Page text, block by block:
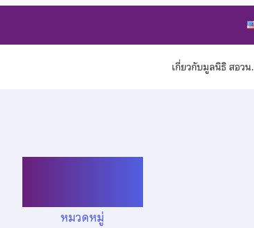
เกี่ยวกับมูลนิธิ สอวน.
หมวดหมู่